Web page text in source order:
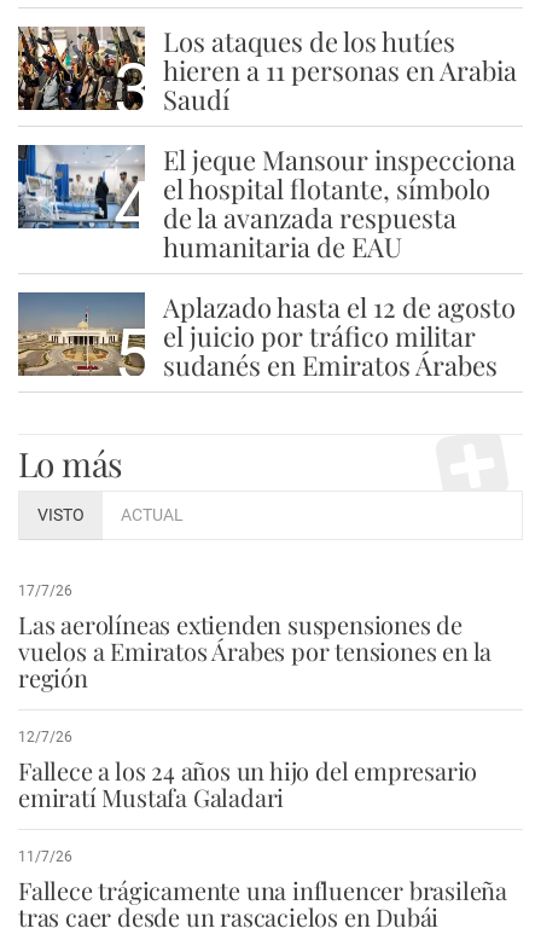
3
Los ataques de los hutíes
hieren a 11 personas en Arabia
Saudí
4
El jeque Mansour inspecciona
el hospital flotante, símbolo
de la avanzada respuesta
humanitaria de EAU
5
Aplazado hasta el 12 de agosto
el juicio por tráfico militar
sudanés en Emiratos Árabes
Lo más
VISTO ACTUAL
17/7/26
Las aerolíneas extienden suspensiones de
vuelos a Emiratos Árabes por tensiones en la
región
12/7/26
Fallece a los 24 años un hijo del empresario
emiratí Mustafa Galadari
11/7/26
Fallece trágicamente una influencer brasileña
tras caer desde un rascacielos en Dubái